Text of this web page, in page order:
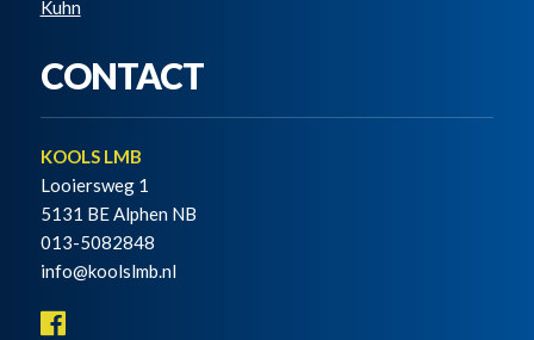
Kuhn
CONTACT
KOOLS LMB
Looiersweg 1
5131 BE Alphen NB
013-5082848
info@koolslmb.nl